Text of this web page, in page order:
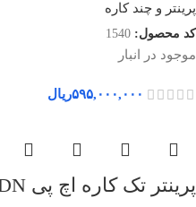
پرینتر و چند کاره
کد محصول: 1540
موجود در انبار
۵۹۵,۰۰۰,۰۰۰ریال
پرینتر تک کاره اچ پی M404DN